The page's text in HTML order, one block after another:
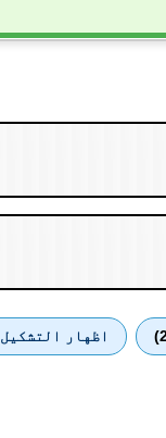
اظهار التشكيل